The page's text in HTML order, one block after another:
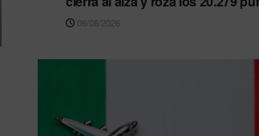
06/08/2026